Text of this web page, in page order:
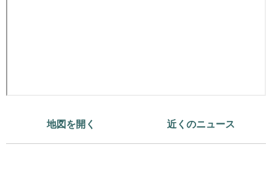
地図を開く 近くのニュース